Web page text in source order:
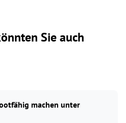
Sie auch
machen unter